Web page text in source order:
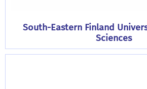
South-Eastern Finland
Sciences